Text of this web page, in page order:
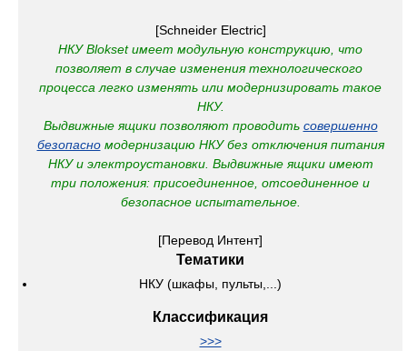
[Schneider Electric]
НКУ Blokset имеет модульную конструкцию, что
позволяет в случае изменения технологического
процесса легко изменять или модернизировать такое
НКУ.
Выдвижные ящики позволяют проводить совершенно
безопасно модернизацию НКУ без отключения питания
НКУ и электроустановки. Выдвижные ящики имеют
три положения: присоединенное, отсоединенное и
безопасное испытательное.
[Перевод Интент]
Тематики
НКУ (шкафы, пульты,...)
Классификация
>>>